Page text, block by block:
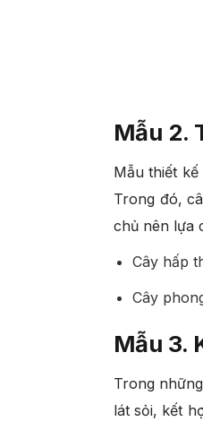
Mẫu 2.
Mẫu thiết
Trong đó,
chủ nên lựa
Cây hấp
Cây
Mẫu 3.
Trong
lát sỏi, kết